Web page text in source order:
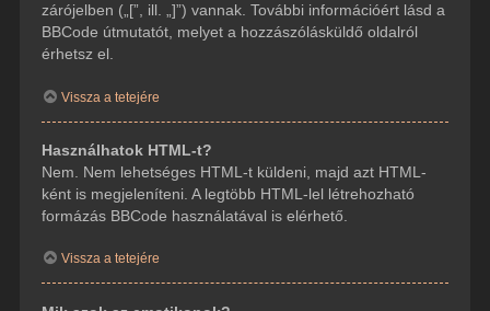
zárójelben („[”, ill. „]”) vannak. További információért lásd a
BBCode útmutatót, melyet a hozzászólásküldő oldalról
érhetsz el.
Vissza a tetejére
Használhatok HTML-t?
Nem. Nem lehetséges HTML-t küldeni, majd azt HTML-
ként is megjeleníteni. A legtöbb HTML-lel létrehozható
formázás BBCode használatával is elérhető.
Vissza a tetejére